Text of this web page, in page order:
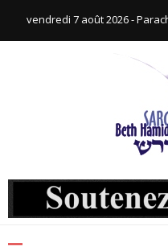
vendredi 7 août 2026 -